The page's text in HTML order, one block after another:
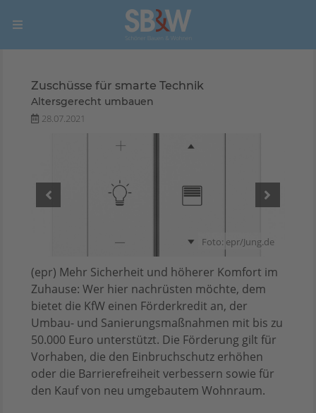
Zuschüsse für smarte Technik
Altersgerecht umbauen
28.07.2021
Foto: epr/Jung.de
(epr) Mehr Sicherheit und höherer Komfort im
Zuhause: Wer hier nachrüsten möchte, dem
bietet die KfW einen Förderkredit an, der
Umbau- und Sanierungsmaßnahmen mit bis zu
50.000 Euro unterstützt. Die Förderung gilt für
Vorhaben, die den Einbruchschutz erhöhen
oder die Barrierefreiheit verbessern sowie für
den Kauf von neu umgebautem Wohnraum.